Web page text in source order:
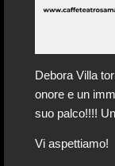
Debora Villa
onore e un
suo palco!!!!
Vi aspettiamo!